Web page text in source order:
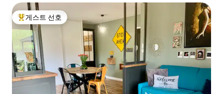
상위 게스트 선호
게스트 선호